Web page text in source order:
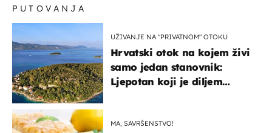
PUTOVANJA
UŽIVANJE NA "PRIVATNOM" OTOKU
Hrvatski otok na kojem živi
samo jedan stanovnik:
Ljepotan koji je diljem
MA, SAVRŠENSTVO!